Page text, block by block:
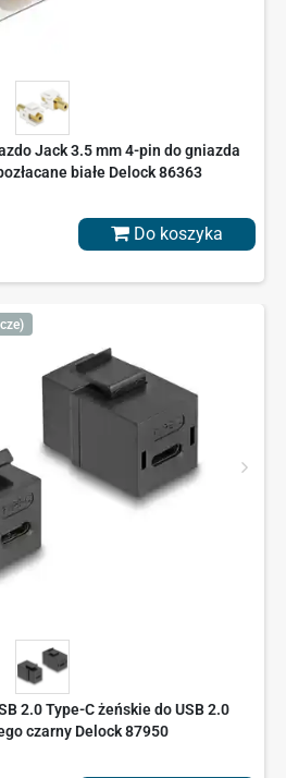
Jack 3.5 mm 4-pin do gniazda
białe Delock 86363
Do koszyka
2.0 Type-C żeńskie do USB 2.0
czarny Delock 87950